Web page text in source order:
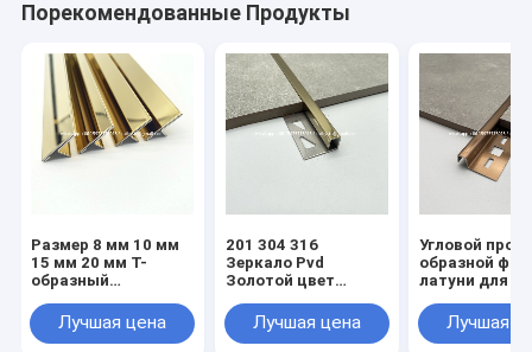
Порекомендованные Продукты
Размер 8 мм 10 мм
15 мм 20 мм Т-
образный
профиль для
плитки золотого
Лучшая цена
201 304 316
Зеркало Pvd
Золотой цвет
образной черепицей
из нержавеющей
Лучшая цена
Угловой
образной
латуни для
плитки на
переходная
Лучшая